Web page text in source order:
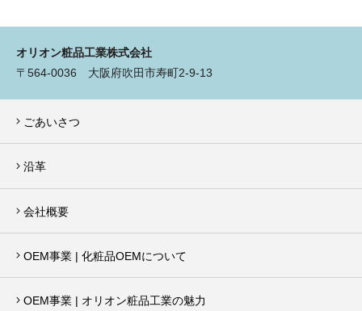
オリオン粧品工業株式会社
〒564-0036 大阪府吹田市寿町2-9-13
ごあいさつ
沿革
会社概要
OEM事業 | 化粧品OEMについて
OEM事業 | オリオン粧品工業の魅力